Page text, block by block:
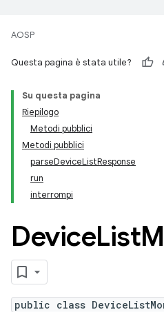
AOSP
Questa pagina è stata utile?
Su questa pagina
Riepilogo
Metodi pubblici
Metodi pubblici
parseDeviceListResponse
run
interrompi
DeviceList
public class